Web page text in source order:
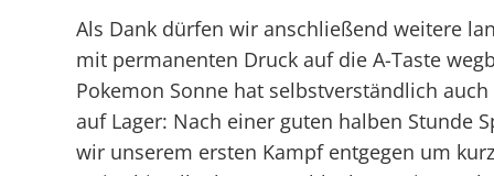
Als Dank dürfen wir anschließend weitere
mit permanenten Druck auf die A-Taste
Pokemon Sonne hat selbstverständlich
auf Lager: Nach einer guten halben Stunde
wir unserem ersten Kampf entgegen um